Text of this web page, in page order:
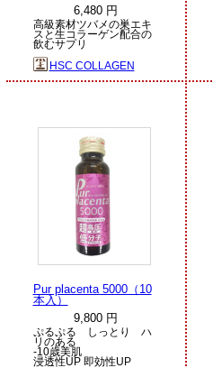
6,480 円
高級素材ツバメの巣エキ
スと生コラーゲン配合の
飲むサプリ
HSC COLLAGEN
Pur placenta 5000（10
本入）
9,800 円
ぷるぷる しっとり ハ
リのある
-10歳美肌
浸透性UP 即効性UP